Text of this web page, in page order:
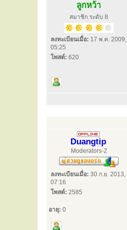
ลูกหว้า
สมาชิก ระดับ 8
ลงทะเบียนเมื่อ: 17 พ.ค. 2009,
05:25
โพสต์: 620
Duangtip
Moderators-2
ลงทะเบียนเมื่อ: 30 ก.ย. 2013,
07:16
โพสต์: 2585
อายุ: 0